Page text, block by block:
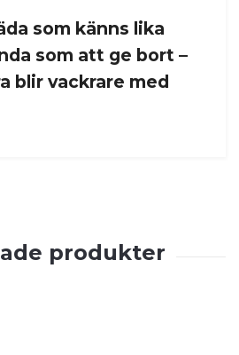
som känns lika
som att ge bort –
blir vackrare med